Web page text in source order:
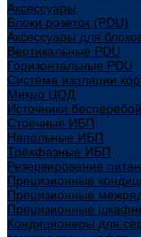
Аксессуары
Блоки розеток (PDU)
Аксессуары для
Вертикальные PDU
Горизонтальные PDU
Система изоляции
Микро ЦОД
Источники
Стоечные ИБП
Напольные ИБП
Трёхфазные ИБП
Резервирование
Прецизионные
Прецизионные
Прецизионные
Кондиционеры для